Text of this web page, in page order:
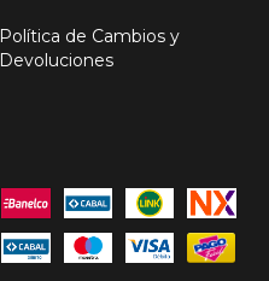
Política de Cambios y
Devoluciones